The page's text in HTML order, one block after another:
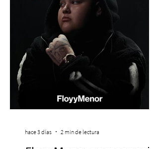
marcado su breve pero exitosa trayectoria.
hace 3 días 2 min de lectura